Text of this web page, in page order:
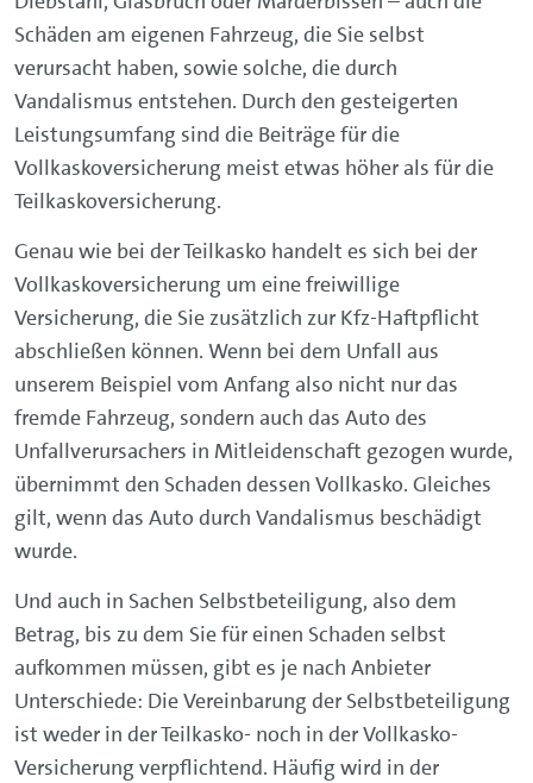
Schäden am eigenen Fahrzeug, die Sie selbst
verursacht haben, sowie solche, die durch
Vandalismus entstehen. Durch den gesteigerten
Leistungsumfang sind die Beiträge für die
Vollkaskoversicherung meist etwas höher als für die
Teilkaskoversicherung.
Genau wie bei der Teilkasko handelt es sich bei der
Vollkaskoversicherung um eine freiwillige
Versicherung, die Sie zusätzlich zur Kfz-Haftpflicht
abschließen können. Wenn bei dem Unfall aus
unserem Beispiel vom Anfang also nicht nur das
fremde Fahrzeug, sondern auch das Auto des
Unfallverursachers in Mitleidenschaft gezogen wurde,
übernimmt den Schaden dessen Vollkasko. Gleiches
gilt, wenn das Auto durch Vandalismus beschädigt
wurde.
Und auch in Sachen Selbstbeteiligung, also dem
Betrag, bis zu dem Sie für einen Schaden selbst
aufkommen müssen, gibt es je nach Anbieter
Unterschiede: Die Vereinbarung der Selbstbeteiligung
ist weder in der Teilkasko- noch in der Vollkasko-
Versicherung verpflichtend. Häufig wird in der